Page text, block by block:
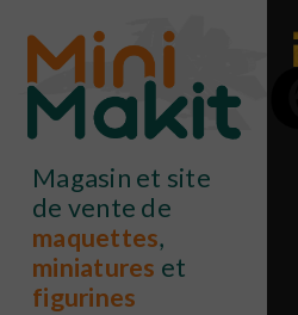
Magasin et site
de vente de
maquettes,
miniatures et
figurines